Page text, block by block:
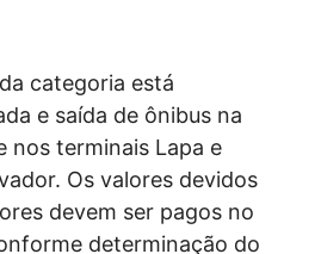
categoria está
e saída de ônibus na
nos terminais Lapa e
Os valores devidos
devem ser pagos no
determinação do